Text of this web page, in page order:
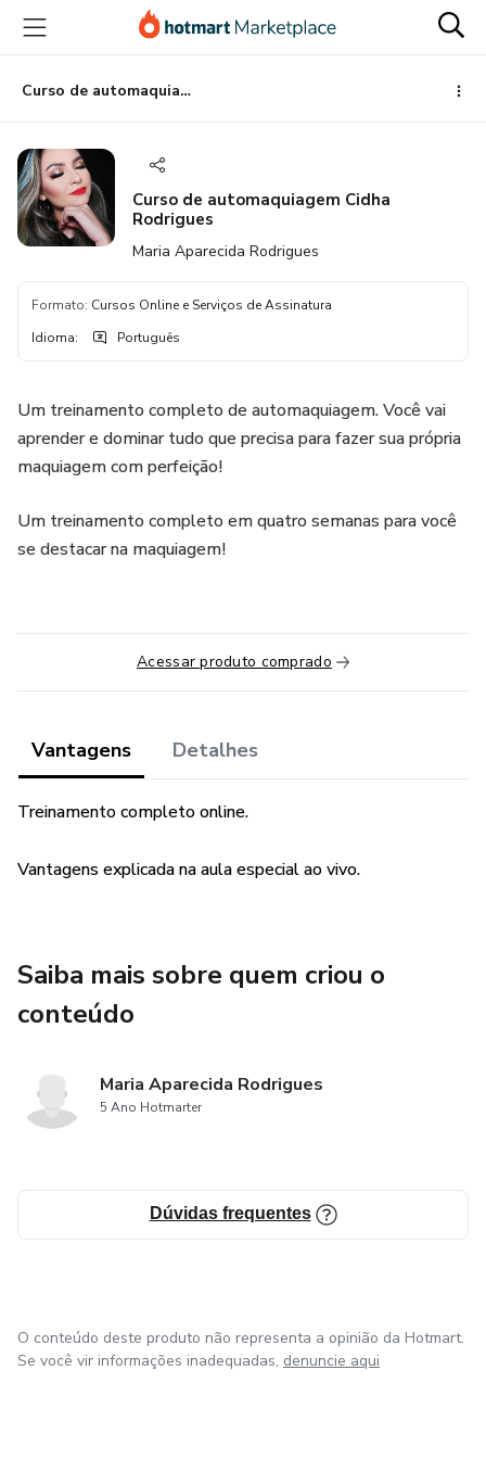
para
conteúdo
principal
para
pagamento
para
rodapé
Curso de automaquiagem Cidha Rodrigues
Curso de automaquiagem Cidha
Rodrigues
Maria Aparecida Rodrigues
Formato: Cursos Online e Serviços de Assinatura
Idioma: Português
Um treinamento completo de automaquiagem. Você vai
aprender e dominar tudo que precisa para fazer sua própria
maquiagem com perfeição!
Um treinamento completo em quatro semanas para você
se destacar na maquiagem!
Acessar produto comprado
Vantagens Detalhes
Treinamento completo online.
Vantagens explicada na aula especial ao vivo.
Saiba mais sobre quem criou o
conteúdo
Maria Aparecida Rodrigues
5 Ano Hotmarter
Dúvidas frequentes
O conteúdo deste produto não representa a opinião da Hotmart.
Se você vir informações inadequadas, denuncie aqui